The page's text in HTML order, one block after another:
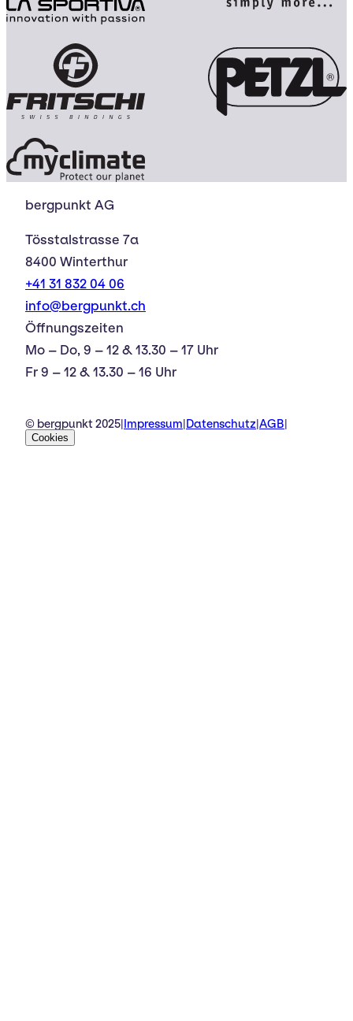
bergpunkt AG
Tösstalstrasse 7a
8400 Winterthur
+41 31 832 04 06
info@bergpunkt.ch
Öffnungszeiten
Mo – Do, 9 – 12 & 13.30 – 17 Uhr
Fr 9 – 12 & 13.30 – 16 Uhr
© bergpunkt 2025 Impressum Datenschutz AGB
Cookies